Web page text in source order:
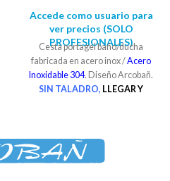
Accede como usuario para
ver precios (SOLO
PROFESIONALES)
Cesta portagel baño/ducha
fabricada en acero inox /Acero
Inoxidable 304. Diseño Arcobañ.
SIN TALADRO, LLEGAR Y
antirayaduras. Embalaje en caja
expositora. Altura total: 47 cm